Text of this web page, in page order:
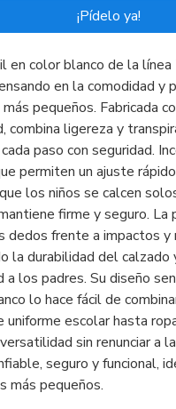
¡Pídelo ya!
en color blanco de la línea
en la comodidad y
pequeños. Fabricada
combina ligereza y
paso con seguridad.
permiten un ajuste
los niños se calcen
firme y seguro. La
dedos frente a impactos y
la durabilidad del calzado
a los padres. Su diseño
lo hace fácil de
uniforme escolar hasta
sin renunciar a
seguro y funcional,
más pequeños.